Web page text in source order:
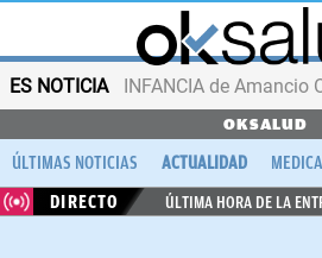
ES NOTICIA INFANCIA de Amancio
OKSALUD
ÚLTIMAS NOTICIAS ACTUALIDAD
DIRECTO
ÚLTIMA HORA DE LA